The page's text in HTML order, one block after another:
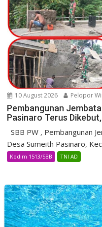
10 August 2026 Pelopor
Pembangunan
Pasinaro Terus
SBB PW , Pembangunan
Desa Sumeith Pasinaro,
Kodim 1513/SBB TNI AD